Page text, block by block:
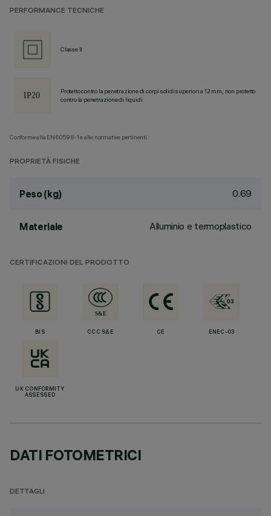
PERFORMANCE TECNICHE
Classe II
Protetto contro la penetrazione di corpi solidi superiori a 12 mm, non protetto
contro la penetrazione di liquidi.
Conforme alla EN60598-1 e alle normative pertinenti.
PROPRIETÀ FISICHE
Peso (kg) 0.69
Materiale Alluminio e termoplastico
CERTIFICAZIONI DEL PRODOTTO
BIS CCC S&E CE ENEC-03
UK CONFORMITY
ASSESSED
DATI FOTOMETRICI
DETTAGLI